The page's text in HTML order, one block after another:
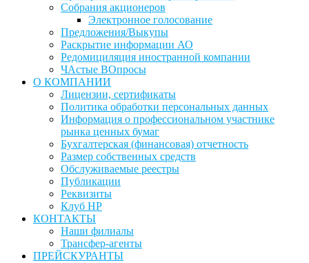
Собрания акционеров
Электронное голосование
Предложения/Выкупы
Раскрытие информации АО
Редомициляция иностранной компании
ЧАстые ВОпросы
О КОМПАНИИ
Лицензии, сертификаты
Политика обработки персональных данных
Информация о профессиональном участнике
рынка ценных бумаг
Бухгалтерская (финансовая) отчетность
Размер собственных средств
Обслуживаемые реестры
Публикации
Реквизиты
Клуб НР
КОНТАКТЫ
Наши филиалы
Трансфер-агенты
ПРЕЙСКУРАНТЫ